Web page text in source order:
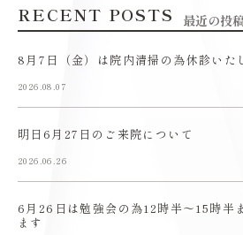
RECENT POSTS 最近の投
8月7日（金）は院内清掃の為休診いた
2026.08.07
明日6月27日のご来院について
2026.06.26
6月26日は勉強会の為12時半〜15時半
ます